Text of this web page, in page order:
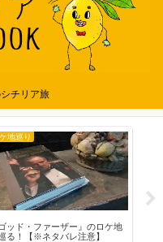
チリア旅
リア基本情報
チリアでよく見かける男性と女
頭の置き物って一体なに？